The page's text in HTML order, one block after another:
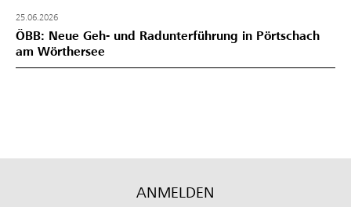
25.06.2026
ÖBB: Neue Geh- und Radunterführung in Pörtschach
am Wörthersee
ANMELDEN